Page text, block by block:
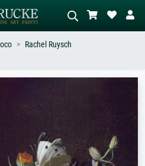
a óleo escura, nu em pé ao lado de
Rachel Ruysch